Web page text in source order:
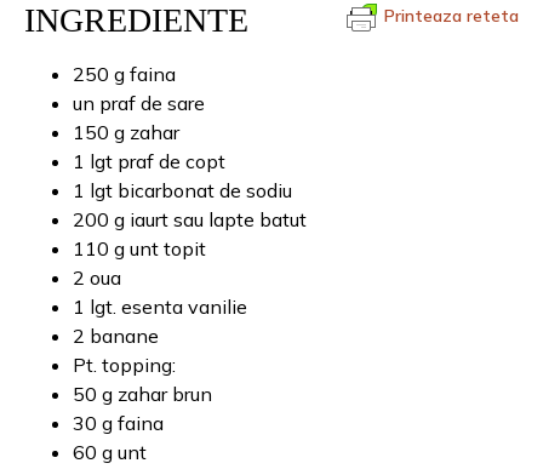
Printeaza reteta
INGREDIENTE
250 g faina
un praf de sare
150 g zahar
1 lgt praf de copt
1 lgt bicarbonat de sodiu
200 g iaurt sau lapte batut
110 g unt topit
2 oua
1 lgt. esenta vanilie
2 banane
Pt. topping:
50 g zahar brun
30 g faina
60 g unt